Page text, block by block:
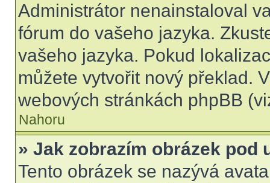
Administrátor nenainstaloval
fórum do vašeho jazyka.
vašeho jazyka. Pokud
můžete vytvořit nový překlad.
webových stránkách phpBB
Nahoru
» Jak zobrazím obrázek pod
Tento obrázek se nazývá